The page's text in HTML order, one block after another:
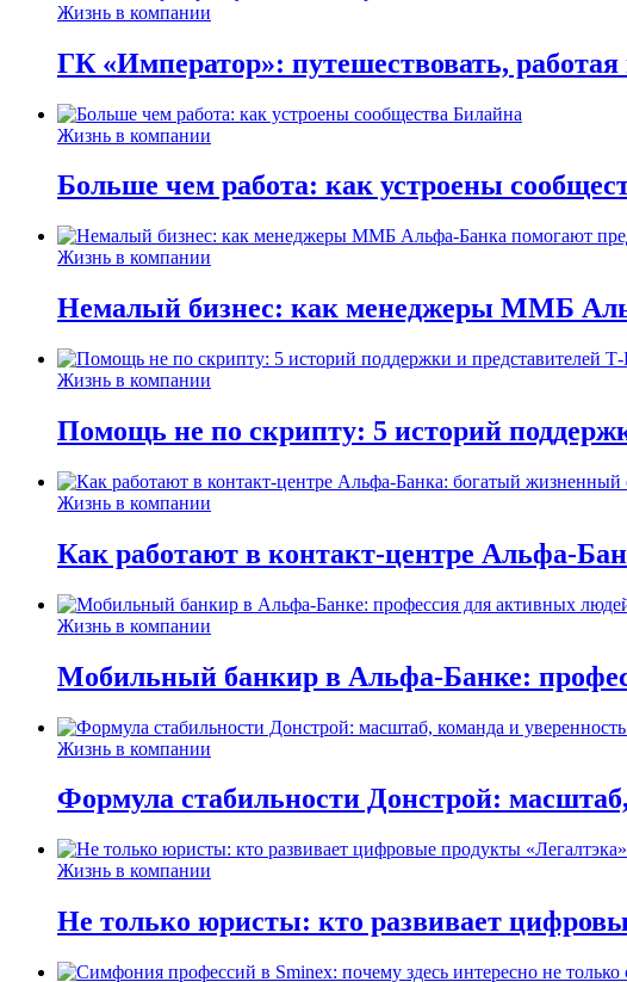
Жизнь в компании
ГК «Император»: путешествовать, работая
Жизнь в компании
Больше чем работа: как устроены
Жизнь в компании
Немалый бизнес: как менеджеры ММБ
Жизнь в компании
Помощь не по скрипту: 5 историй
Жизнь в компании
Как работают в контакт-центре Альфа-
Жизнь в компании
Мобильный банкир в Альфа-Банке:
Жизнь в компании
Формула стабильности Донстрой:
Жизнь в компании
Не только юристы: кто развивает